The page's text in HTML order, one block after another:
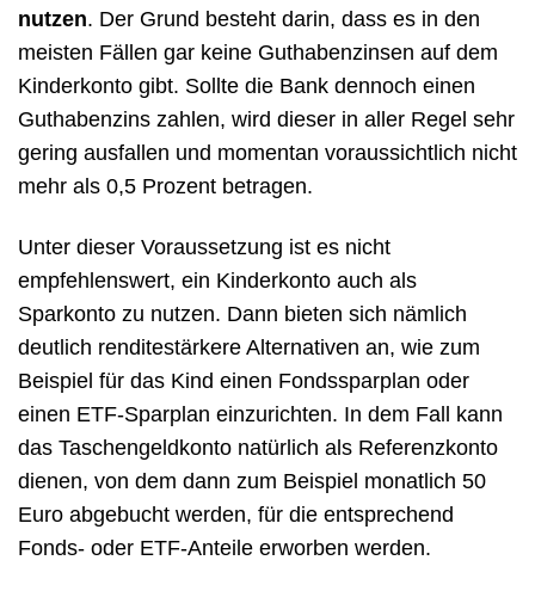
nutzen. Der Grund besteht darin, dass es in den
meisten Fällen gar keine Guthabenzinsen auf dem
Kinderkonto gibt. Sollte die Bank dennoch einen
Guthabenzins zahlen, wird dieser in aller Regel sehr
gering ausfallen und momentan voraussichtlich nicht
mehr als 0,5 Prozent betragen.
Unter dieser Voraussetzung ist es nicht
empfehlenswert, ein Kinderkonto auch als
Sparkonto zu nutzen. Dann bieten sich nämlich
deutlich renditestärkere Alternativen an, wie zum
Beispiel für das Kind einen Fondssparplan oder
einen ETF-Sparplan einzurichten. In dem Fall kann
das Taschengeldkonto natürlich als Referenzkonto
dienen, von dem dann zum Beispiel monatlich 50
Euro abgebucht werden, für die entsprechend
Fonds- oder ETF-Anteile erworben werden.